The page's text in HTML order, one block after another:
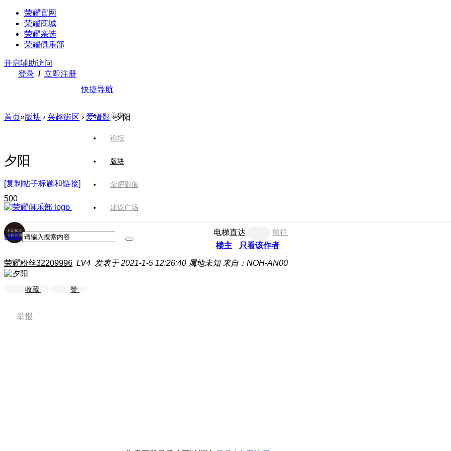
荣耀官网
荣耀商城
荣耀亲选
荣耀俱乐部
开启辅助访问
登录 / 立即注册
快捷导航
首页
论坛
版块
荣耀影像
建议广场
搜索
首页»版块 › 兴趣街区 › 爱摄影 ›夕阳
夕阳
[复制帖子标题和链接]
500
电梯直达
前往
楼主
只看该作者
荣耀粉丝32209996 LV4 发表于 2021-1-5 12:26:40 属地未知 来自：NOH-AN00
收藏 赞
举报